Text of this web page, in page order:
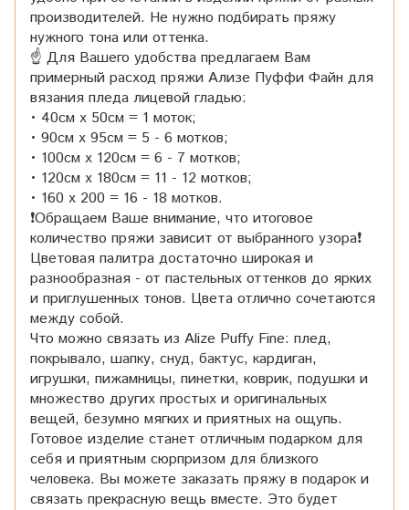
производителей. Не нужно подбирать пряжу
нужного тона или оттенка.
☝ Для Вашего удобства предлагаем Вам
примерный расход пряжи Ализе Пуффи Файн для
вязания пледа лицевой гладью:
• 40см x 50см = 1 моток;
• 90см x 95см = 5 - 6 мотков;
• 100см x 120см = 6 - 7 мотков;
• 120см x 180см = 11 - 12 мотков;
• 160 x 200 = 16 - 18 мотков.
❗Обращаем Ваше внимание, что итоговое
количество пряжи зависит от выбранного узора❗
Цветовая палитра достаточно широкая и
разнообразная - от пастельных оттенков до ярких
и приглушенных тонов. Цвета отлично сочетаются
между собой.
Что можно связать из Alize Puffy Fine: плед,
покрывало, шапку, снуд, бактус, кардиган,
игрушки, пижамницы, пинетки, коврик, подушки и
множество других простых и оригинальных
вещей, безумно мягких и приятных на ощупь.
Готовое изделие станет отличным подарком для
себя и приятным сюрпризом для близкого
человека. Вы можете заказать пряжу в подарок и
связать прекрасную вещь вместе. Это будет